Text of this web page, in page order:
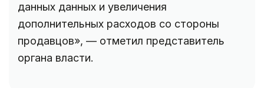
данных данных и увеличения
дополнительных расходов со стороны
продавцов», — отметил представитель
органа власти.